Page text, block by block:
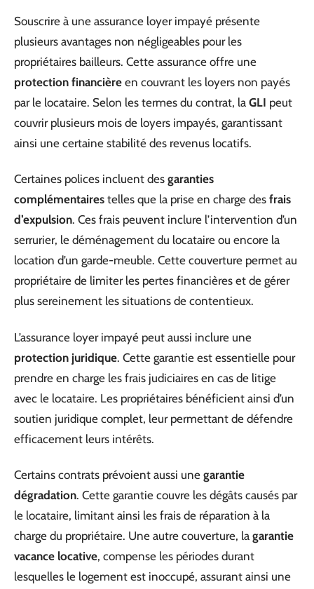
Souscrire à une assurance loyer impayé présente
plusieurs avantages non négligeables pour les
propriétaires bailleurs. Cette assurance offre une
protection financière en couvrant les loyers non payés
par le locataire. Selon les termes du contrat, la GLI peut
couvrir plusieurs mois de loyers impayés, garantissant
ainsi une certaine stabilité des revenus locatifs.
Certaines polices incluent des garanties
complémentaires telles que la prise en charge des frais
d’expulsion. Ces frais peuvent inclure l’intervention d’un
serrurier, le déménagement du locataire ou encore la
location d’un garde-meuble. Cette couverture permet au
propriétaire de limiter les pertes financières et de gérer
plus sereinement les situations de contentieux.
L’assurance loyer impayé peut aussi inclure une
protection juridique. Cette garantie est essentielle pour
prendre en charge les frais judiciaires en cas de litige
avec le locataire. Les propriétaires bénéficient ainsi d’un
soutien juridique complet, leur permettant de défendre
efficacement leurs intérêts.
Certains contrats prévoient aussi une garantie
dégradation. Cette garantie couvre les dégâts causés par
le locataire, limitant ainsi les frais de réparation à la
charge du propriétaire. Une autre couverture, la garantie
vacance locative, compense les périodes durant
lesquelles le logement est inoccupé, assurant ainsi une